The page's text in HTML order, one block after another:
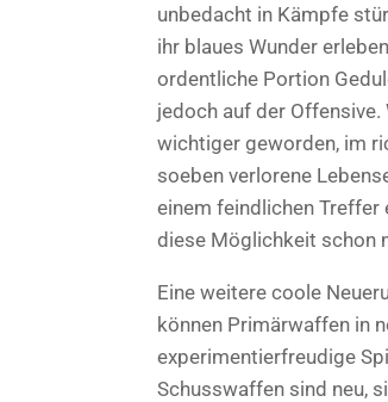
unbedacht in Kämpfe
ihr blaues Wunder
ordentliche Portion
jedoch auf der
wichtiger geworden, im
soeben verlorene
einem feindlichen Treffer
diese Möglichkeit schon
Eine weitere coole
können Primärwaffen in
experimentierfreudige
Schusswaffen sind neu,